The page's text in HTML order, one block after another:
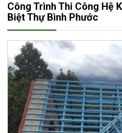
Công Trình Thi Công Hệ
Biệt Thự Bình Phước